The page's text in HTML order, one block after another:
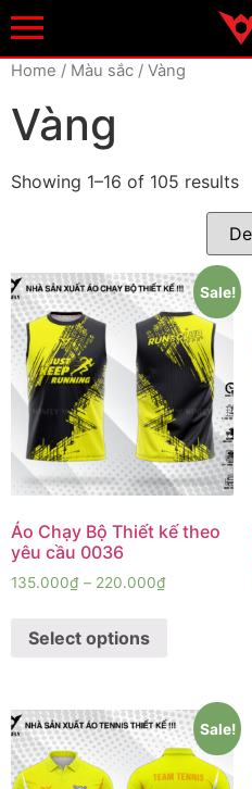
Home / Màu sắc / Vàng
Vàng
Showing 1–16 of 105 results
Sale!
Áo Chạy Bộ Thiết kế theo
yêu cầu 0036
135.000₫ – 220.000₫
Select options
Sale!